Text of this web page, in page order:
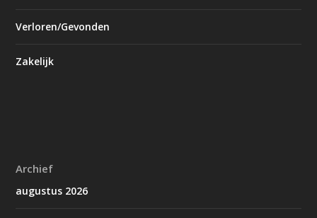
Verloren/Gevonden
Zakelijk
Archief
augustus 2026